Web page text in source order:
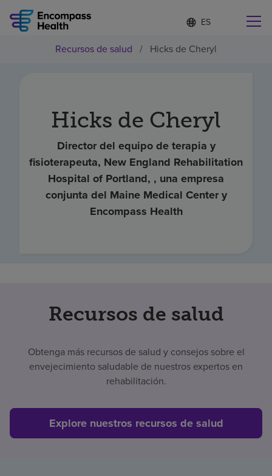
Lista
de
idiomas
contraída
d
o
e
c
o
n
a
d
Encuentre una localidad cerca de usted
Por qué debe elegirnos
Servicios de rehabilitación
Pacientes y cuidadores
Recursos de salud / Hicks de Cheryl
Hicks de Cheryl
Director del equipo de terapia y
fisioterapeuta, New England Rehabilitation
Hospital of Portland, , una empresa
conjunta del Maine Medical Center y
Encompass Health
Recursos de salud
Obtenga más recursos de salud y consejos sobre el
envejecimiento saludable de nuestros expertos en
rehabilitación.
Explore nuestros recursos de salud